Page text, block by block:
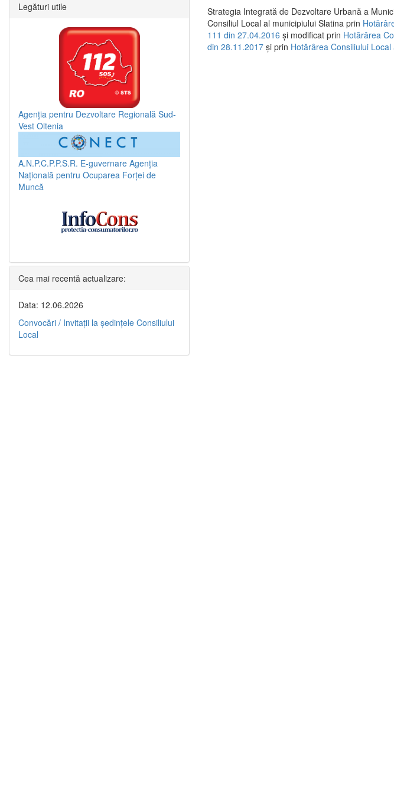
Strategia Integrată de Dezvoltare Urbană a
Consiliul Local al municipiului Slatina prin
111 din 27.04.2016 și modificat prin Hotărârea
din 28.11.2017 și prin Hotărârea Consiliului
Legături utile
Agenția pentru Dezvoltare Regională Sud-
Vest Oltenia
A.N.P.C.P.P.S.R. E-guvernare Agenția
Națională pentru Ocuparea Forței de
Muncă
Cea mai recentă actualizare:
Data: 12.06.2026
Convocări / Invitaţii la şedinţele Consiliului
Local